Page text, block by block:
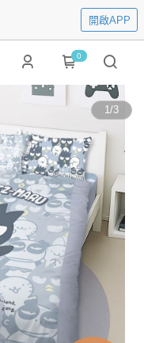
開啟APP
0
1/3